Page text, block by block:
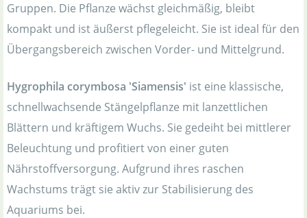
Gruppen. Die Pflanze wächst gleichmäßig, bleibt
kompakt und ist äußerst pflegeleicht. Sie ist ideal für den
Übergangsbereich zwischen Vorder- und Mittelgrund.
Hygrophila corymbosa 'Siamensis' ist eine klassische,
schnellwachsende Stängelpflanze mit lanzettlichen
Blättern und kräftigem Wuchs. Sie gedeiht bei mittlerer
Beleuchtung und profitiert von einer guten
Nährstoffversorgung. Aufgrund ihres raschen
Wachstums trägt sie aktiv zur Stabilisierung des
Aquariums bei.